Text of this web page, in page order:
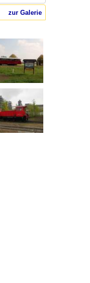
zur Galerie